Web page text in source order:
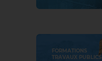
FORMATIONS
TRAVAUX PUBLICS